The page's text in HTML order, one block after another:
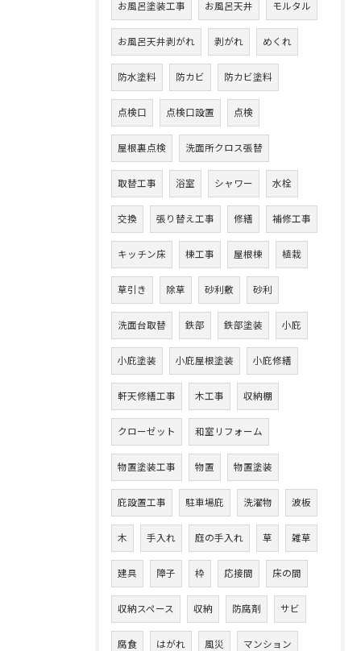
お風呂塗装工事 お風呂天井 モルタル
お風呂天井剥がれ 剥がれ めくれ
防水塗料 防カビ 防カビ塗料
点検口 点検口設置 点検
屋根裏点検 洗面所クロス張替
取替工事 浴室 シャワー 水栓
交換 張り替え工事 修繕 補修工事
キッチン床 棟工事 屋根棟 植栽
草引き 除草 砂利敷 砂利
洗面台取替 鉄部 鉄部塗装 小庇
小庇塗装 小庇屋根塗装 小庇修繕
軒天修繕工事 木工事 収納棚
クローゼット 和室リフォーム
物置塗装工事 物置 物置塗装
庇設置工事 駐車場庇 洗濯物 波板
木 手入れ 庭の手入れ 草 雑草
建具 障子 枠 応接間 床の間
収納スペース 収納 防腐剤 サビ
腐食 はがれ 風災 マンション